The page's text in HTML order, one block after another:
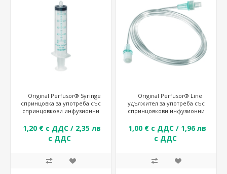
Original Perfusor® Syringe
спринцовка за употреба със
спринцовкови инфузионни
1,20 € с ДДС / 2,35 лв
с ДДС
Original Perfusor® Line
удължител за употреба със
спринцовкови инфузионни
1,00 € с ДДС / 1,96 лв
с ДДС